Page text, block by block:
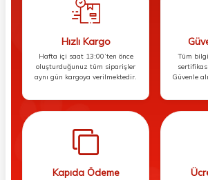
Hızlı Kargo
Hafta içi saat 13:00’ten önce
oluşturduğunuz tüm siparişler
aynı gün kargoya verilmektedir.
Tüm
Güvenle
Kapıda Ödeme